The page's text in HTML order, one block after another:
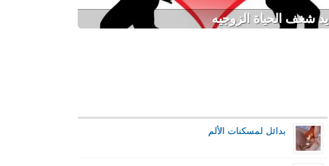
شغف الحياة الزوجيه
بدائل لمسكنات الألم